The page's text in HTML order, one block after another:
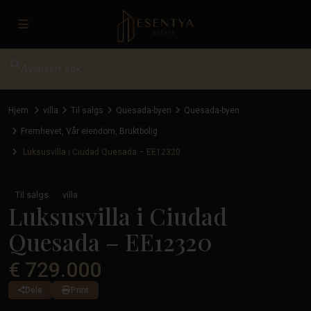
Hjem villa Til salgs Quesada-byen Quesada-byen
Fremhevet, Vår eiendom, Bruktbolig
Luksusvilla i Ciudad Quesada – EE12320
Til salgs villa
Luksusvilla i Ciudad
Quesada – EE12320
€ 729.000
Dele Print